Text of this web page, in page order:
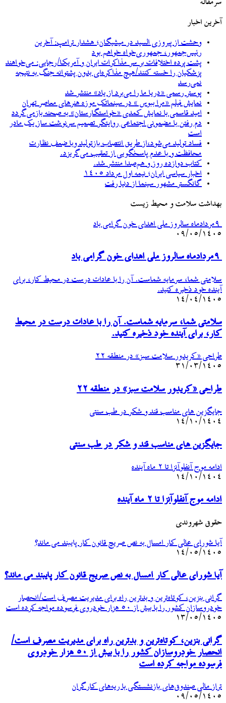
سرمقاله
آخرین اخبار
وحشت از پیروزی السید در میشیگان؛ هشدار ترامپ: آخرین
رئیس‌جمهور، جمهوری‌خواه خواهم بود
پشت پرده اختلافات بر سر مذاکرات ایران و آمریکا/رجایی: می‌خواهند
پزشکیان را خسته کنند/هیچ مذاکره‌ای بدون پشتوانه جنگ به نتیجه
نمی‌رسد
پوستر رسمی «دریا ما را می‌برد از یاد» منتشر شد
نمایش فیلم «مرا ببوس » در سینماتک موزه هنرهای معاصر تهران
امید قاسمی با نمایش کمدی «خواستگارستان» به صحنه بازمی‌گردد
دم رفتن با مضمونی اجتماعی روایتگر تصمیم سرنوشت ساز یک مادر
است
فساد تولید می‌شود،از طریق انتصاب بازتولید وبا ضعف نظارت
محافظت و با عدم پاسخگویی از تعقیب می‌گریزد.
کتاب دوازده روز و هم‌صدا منتشر شد.
اخبار سیاسی ایران؛ نیمه اول مرداد ۱۴۰۵
گانگستر مشهور سینما از دنیا رفت
بهداشت سلامت و محیط زیست
۹مردادماه سالروز ملی اهدای خون گرامی باد
۰۹/۰۵/۱۴۰۵
۹مردادماه سالروز ملی اهدای خون گرامی باد
سلامتی شما، سرمایه شماست. آن را با عادات درست در محیط کار، برای
آینده خود ذخیره کنید.
۱۴/۰۴/۱۴۰۵
سلامتی شما، سرمایه شماست. آن را با عادات درست در محیط
کار، برای آینده خود ذخیره کنید.
طراحی «کریدور سلامت سبز» در منطقه ۲۲
۳۱/۰۳/۱۴۰۵
طراحی «کریدور سلامت سبز» در منطقه ۲۲
جایگزین های مناسب قند و شکر در طب سنتی
۱۴/۱۰/۱۴۰۴
جایگزین های مناسب قند و شکر در طب سنتی
ادامه موج آنفلوآنزا تا ۲ ماه آینده
۱۴/۱۰/۱۴۰۴
ادامه موج آنفلوآنزا تا ۲ ماه آینده
حقوق شهروندی
آیا شورای عالی کار امسال به نص صریح قانون کار پایبند می ماند؟
۱۴/۰۵/۱۴۰۵
آیا شورای عالی کار امسال به نص صریح قانون کار پایبند می ماند؟
گرانی بنزین، کوتاه‌ترین و بدترین راه برای مدیریت مصرف است/انحصار
خودروسازان کشور را با بیش از ۵۰ هزار خودروی فرسوده مواجه کرده است
۱۳/۰۵/۱۴۰۵
گرانی بنزین، کوتاه‌ترین و بدترین راه برای مدیریت مصرف است/
انحصار خودروسازان کشور را با بیش از ۵۰ هزار خودروی
فرسوده مواجه کرده است
تراز مالی صندوق‌های بازنشستگی با ریه‌های کارگران
۰۹/۰۵/۱۴۰۵